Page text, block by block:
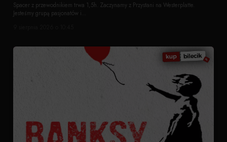
Spacer z przewodnikiem trwa 1,5h. Zaczynamy z Przystani na Westerplatte.
Jesteśmy grupą pasjonatów i...